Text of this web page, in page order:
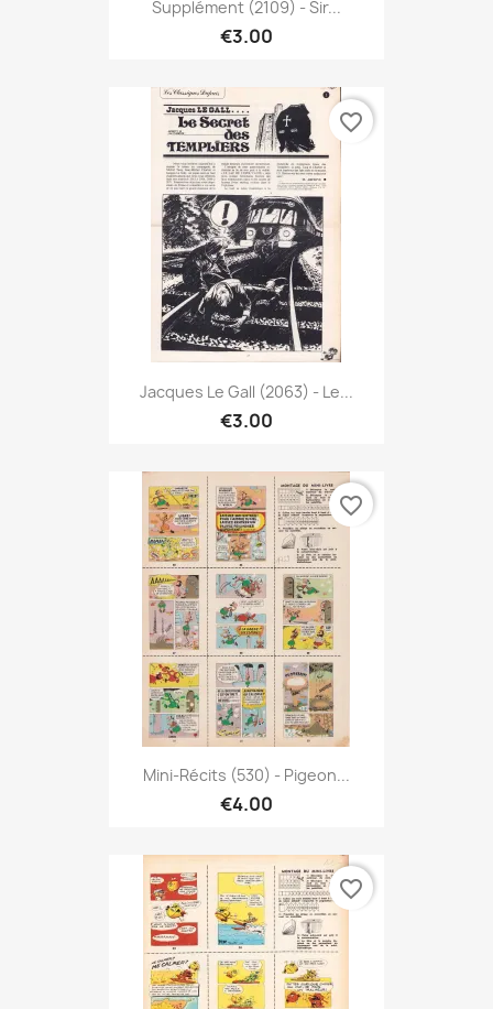
Supplément (2109) - Sir...
€3.00
Jacques Le Gall (2063) - Le...
€3.00
favorite_border
Mini-Récits (530) - Pigeon...
€4.00
favorite_border
favorite_border